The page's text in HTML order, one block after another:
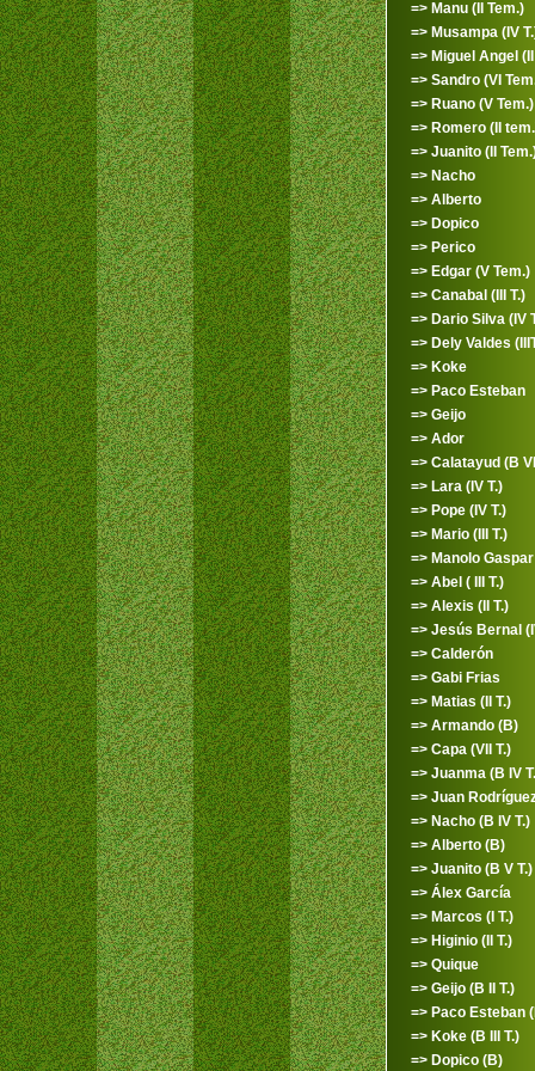
=> Manu (II Tem.)
=> Musampa (IV
=> Miguel Angel (II
=> Sandro (VI
=> Ruano (V Tem.)
=> Romero (II
=> Juanito (II
=> Nacho
=> Alberto
=> Dopico
=> Perico
=> Edgar (V Tem.)
=> Canabal (III T.)
=> Dario Silva (IV
=> Dely Valdes
=> Koke
=> Paco Esteban
=> Geijo
=> Ador
=> Calatayud (B
=> Lara (IV T.)
=> Pope (IV T.)
=> Mario (III T.)
=> Manolo Gaspar
=> Abel ( III T.)
=> Alexis (II T.)
=> Jesús Bernal
=> Calderón
=> Gabi Frias
=> Matias (II T.)
=> Armando (B)
=> Capa (VII T.)
=> Juanma (B IV
=> Juan
=> Nacho (B IV T.)
=> Alberto (B)
=> Juanito (B V T.)
=> Álex García
=> Marcos (I T.)
=> Higinio (II T.)
=> Quique
=> Geijo (B II T.)
=> Paco Esteban
=> Koke (B III T.)
=> Dopico (B)